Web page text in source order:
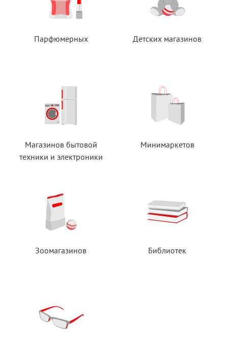
Парфюмерных Детских магазинов
Магазинов бытовой
техники и электроники
Минимаркетов
Зоомагазинов Библиотек